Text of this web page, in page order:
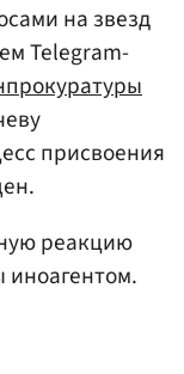
на звезд
Telegram-
присвоения
реакцию
иноагентом.